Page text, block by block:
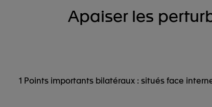
Apaiser les
1 Points importants bilatéraux : situés face